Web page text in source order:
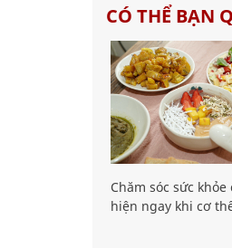
CÓ THỂ BẠN
Chăm sóc sức khỏe
hiện ngay khi cơ